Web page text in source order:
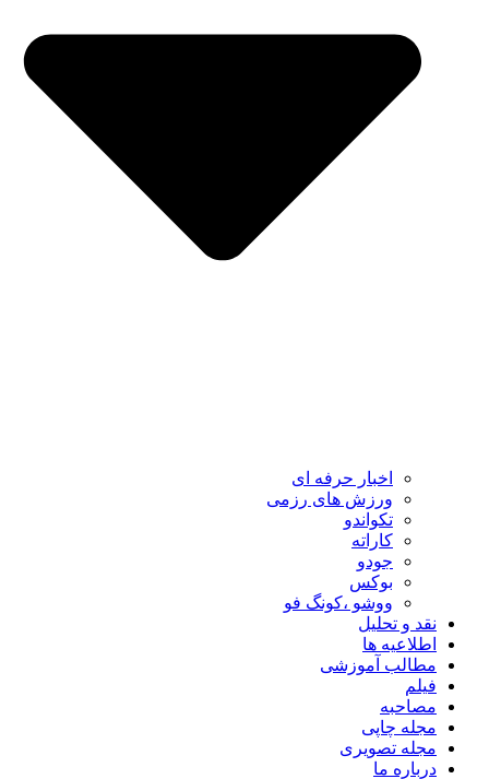
اخبار حرفه ای
ورزش های رزمی
تکواندو
کاراته
جودو
بوکس
ووشو ،کونگ فو
نقد و تحلیل
اطلاعیه ها
مطالب آموزشی
فیلم
مصاحبه
مجله چاپی
مجله تصویری
درباره ما